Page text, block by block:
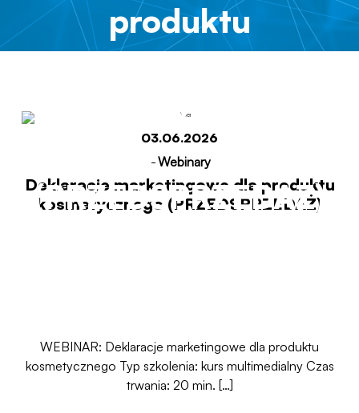
produktu
kosmetycznego
(PRZEDSPRZEDAŻ)
03.06.2026
-Webinary
Deklaracje marketingowe dla produktu
kosmetycznego (PRZEDSPRZEDAŻ)
WEBINAR: Deklaracje marketingowe dla produktu
kosmetycznego Typ szkolenia: kurs multimedialny Czas
trwania: 20 min. […]